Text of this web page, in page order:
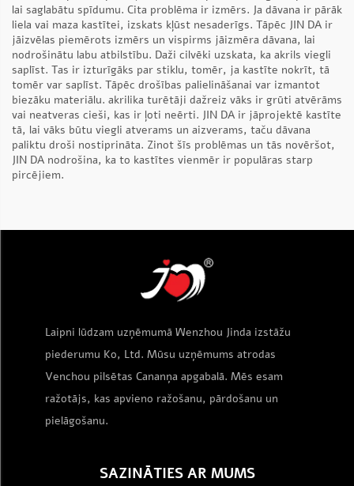
lai saglabātu spīdumu. Cita problēma ir izmērs. Ja dāvana ir pārāk
liela vai maza kastītei, izskats kļūst nesaderīgs. Tāpēc JIN DA ir
jāizvēlas piemērots izmērs un vispirms jāizmēra dāvana, lai
nodrošinātu labu atbilstību. Daži cilvēki uzskata, ka akrils viegli
saplīst. Tas ir izturīgāks par stiklu, tomēr, ja kastīte nokrīt, tā
tomēr var saplīst. Tāpēc drošības palielināšanai var izmantot
biezāku materiālu. akrilika turētāji dažreiz vāks ir grūti atvērāms
vai neatveras cieši, kas ir ļoti neērti. JIN DA ir jāprojektē kastīte
tā, lai vāks būtu viegli atverams un aizverams, taču dāvana
paliktu droši nostiprināta. Zinot šīs problēmas un tās novēršot,
JIN DA nodrošina, ka to kastītes vienmēr ir populāras starp
pircējiem.
Laipni lūdzam uzņēmumā Wenzhou Jinda izstāžu
piederumu Ko, Ltd. Mūsu uzņēmums atrodas
Venchou pilsētas Cananņa apgabalā. Mēs esam
ražotājs, kas apvieno ražošanu, pārdošanu un
pielāgošanu.
SAZINĀTIES AR MUMS